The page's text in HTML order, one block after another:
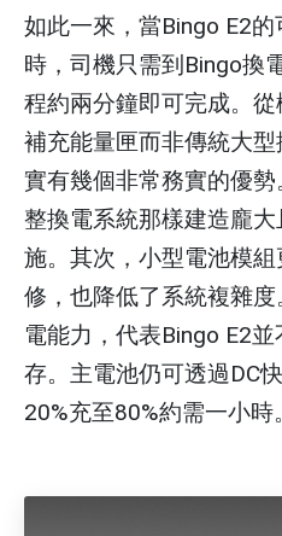
如此一來，當Bingo E2
時，司機只需到Bingo換
程約兩分鐘即可完成。
補充能量匣而非傳統大
實有幾個非常務實的優
整換電系統那樣建造龐
施。其次，小型電池模
修，也降低了系統複雜
電能力，代表Bingo E2
存。主電池仍可透過DC
20%充至80%約需一小時。